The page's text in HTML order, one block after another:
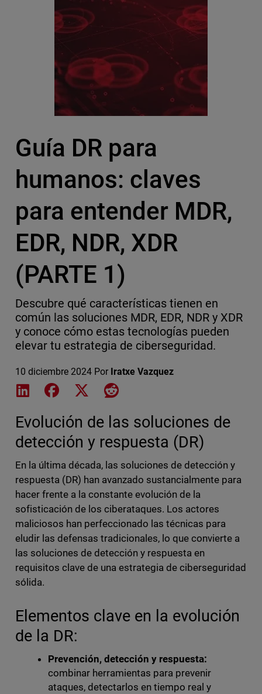
Guía DR para
humanos: claves
para entender MDR,
EDR, NDR, XDR
(PARTE 1)
Descubre qué características tienen en
común las soluciones MDR, EDR, NDR y XDR
y conoce cómo estas tecnologías pueden
elevar tu estrategia de ciberseguridad.
10 diciembre 2024 Por Iratxe Vazquez
Share on LinkedIn
Share on Facebook
Share on XShare on Reddit
Evolución de las soluciones de
detección y respuesta (DR)
En la última década, las soluciones de detección y
respuesta (DR) han avanzado sustancialmente para
hacer frente a la constante evolución de la
sofisticación de los ciberataques. Los actores
maliciosos han perfeccionado las técnicas para
eludir las defensas tradicionales, lo que convierte a
las soluciones de detección y respuesta en
requisitos clave de una estrategia de ciberseguridad
sólida.
Elementos clave en la evolución
de la DR:
Prevención, detección y respuesta:
combinar herramientas para prevenir
ataques, detectarlos en tiempo real y